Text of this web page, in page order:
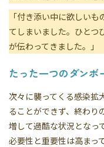
「付き添い中に欲しい
てしまいました。ひとつ
が伝わってきました。」
たった一つのダンボ
次々に襲ってくる感染拡
ることができず、終わり
増して過酷な状況となっ
必要性と重要性は高まっ